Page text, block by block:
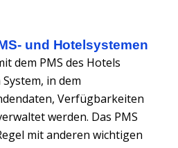
und Hotelsystemen
dem PMS des Hotels
in dem
Verfügbarkeiten
werden. Das PMS
mit anderen wichtigen